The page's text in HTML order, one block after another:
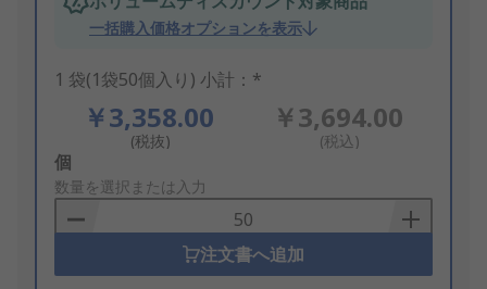
一括購入価格オプションを表示
1 袋(1袋50個入り) 小計：*
￥3,358.00
(税抜)
￥3,694.00
(税込)
Add
to
Basket
個
数量を選択または入力
注文書へ追加